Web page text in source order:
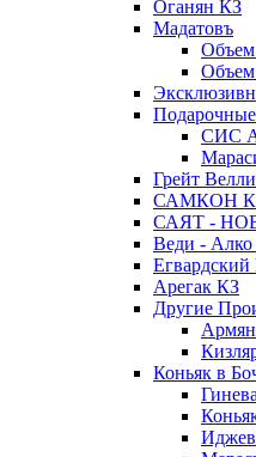
Оганян КЗ
Мадатовъ
Объем
Объем
СИС
Грейт
САМКОН
САЯТ -
Веди -
Арегак КЗ
Другие
Коньяк в